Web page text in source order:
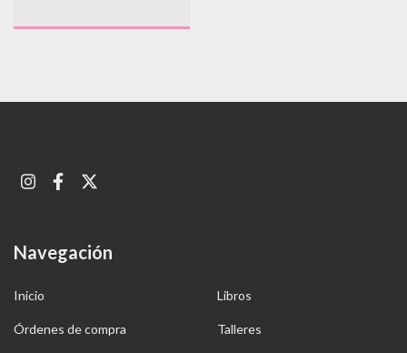
Navegación
Inicio Libros
Órdenes de compra Talleres